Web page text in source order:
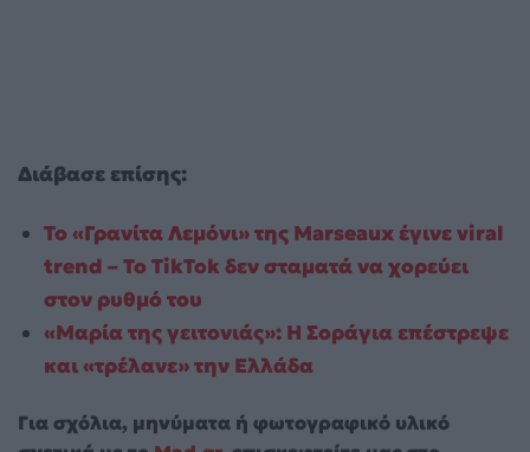
Διάβασε επίσης:
Το «Γρανίτα Λεμόνι» της Marseaux έγινε viral
trend – Το TikTok δεν σταματά να χορεύει
στον ρυθμό του
«Μαρία της γειτονιάς»: Η Σοράγια επέστρεψε
και «τρέλανε» την Ελλάδα
Για σχόλια, μηνύματα ή φωτογραφικό υλικό